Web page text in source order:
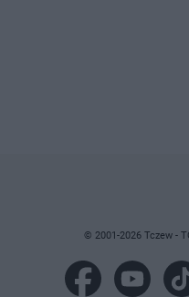
© 2001-2026 Tczew -